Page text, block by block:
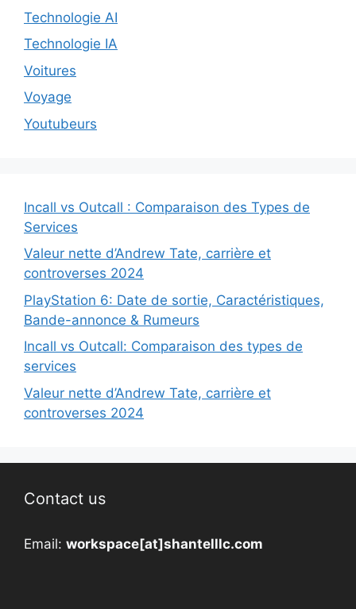
Technologie AI
Technologie IA
Voitures
Voyage
Youtubeurs
Incall vs Outcall : Comparaison des Types de
Services
Valeur nette d’Andrew Tate, carrière et
controverses 2024
PlayStation 6: Date de sortie, Caractéristiques,
Bande-annonce & Rumeurs
Incall vs Outcall: Comparaison des types de
services
Valeur nette d’Andrew Tate, carrière et
controverses 2024
Contact us
Email: workspace[at]shantelllc.com